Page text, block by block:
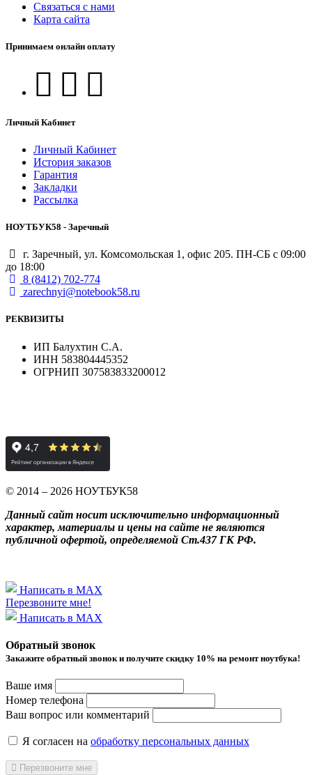
Связаться с нами
Карта сайта
Принимаем онлайн оплату
Личный Кабинет
Личный Кабинет
История заказов
Гарантия
Закладки
Рассылка
НОУТБУК58 - Заречный
г. Заречный, ул. Комсомольская 1, офис 205. ПН-СБ с 09:00
до 18:00
8 (8412) 702-774
zarechnyi@notebook58.ru
РЕКВИЗИТЫ
ИП Балухтин С.А.
ИНН 583804445352
ОГРНИП 307583833200012
© 2014 – 2026 НОУТБУК58
Данный сайт носит исключительно информационный
характер, материалы и цены на сайте не являются
публичной офертой, определяемой Ст.437 ГК РФ.
Написать в MAX
Перезвоните мне!
Написать в MAX
Обратный звонок
Закажите обратный звонок и получитe скидку 10% на ремонт ноутбука!
Ваше имя
Номер телефона
Ваш вопрос или комментарий
Я согласен на обработку персональных данных
Перезвоните мне